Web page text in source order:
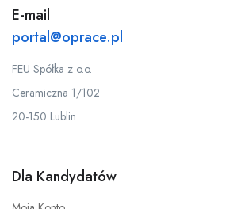
E-mail
portal@oprace.pl
FEU Spółka z o.o.
Ceramiczna 1/102
20-150 Lublin
Dla Kandydatów